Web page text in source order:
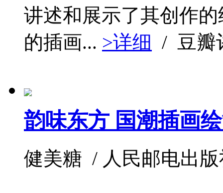
讲述和展示了其创作
的插画... >详细 / 豆瓣
韵味东方 国潮插画
健美糖 / 人民邮电出